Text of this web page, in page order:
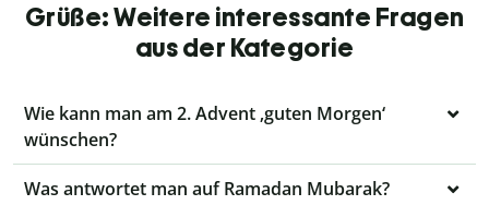
Grüße: Weitere interessante Fragen
aus der Kategorie
Wie kann man am 2. Advent ‚guten Morgen‘
wünschen?
Was antwortet man auf Ramadan Mubarak?